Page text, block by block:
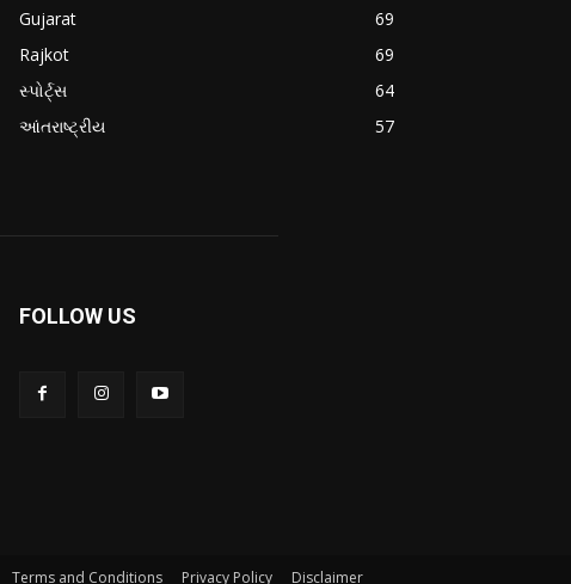
Gujarat
69
Rajkot
69
સ્પોર્ટ્સ
64
આંતરાષ્ટ્રીય
57
FOLLOW US
Terms and Conditions Privacy Policy Disclaimer